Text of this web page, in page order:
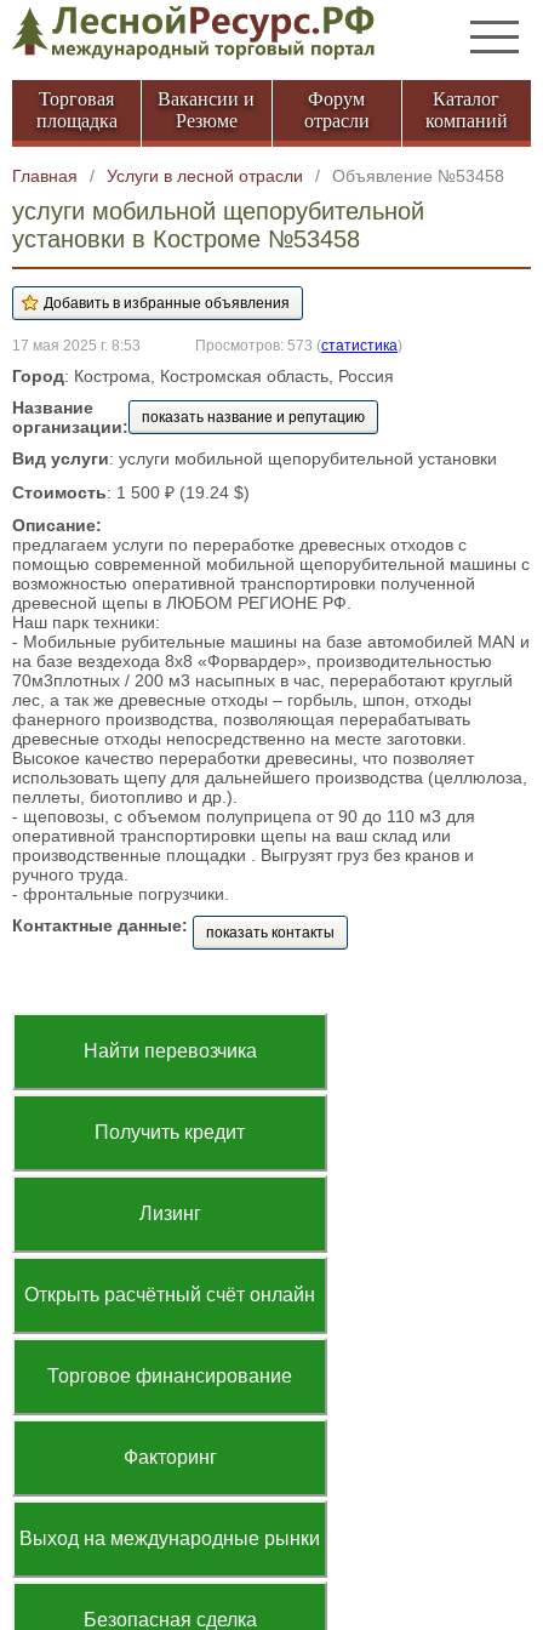
Торговая
площадка
Вакансии и
Резюме
Форум
отрасли
Каталог
компаний
Главная / Услуги в лесной отрасли / Объявление №53458
услуги мобильной щепорубительной
установки в Костроме №53458
17 мая 2025 г. 8:53 Просмотров: 573 (статистика)
Город: Кострома, Костромская область, Россия
Название
организации:
показать название и репутацию
Вид услуги: услуги мобильной щепорубительной установки
Стоимость: 1 500 ₽ (19.24 $)
Описание:
предлагаем услуги по переработке древесных отходов с
помощью современной мобильной щепорубительной машины с
возможностью оперативной транспортировки полученной
древесной щепы в ЛЮБОМ РЕГИОНЕ РФ.
Наш парк техники:
- Мобильные рубительные машины на базе автомобилей MAN и
на базе вездехода 8х8 «Форвардер», производительностью
70м3плотных / 200 м3 насыпных в час, переработают круглый
лес, а так же древесные отходы – горбыль, шпон, отходы
фанерного производства, позволяющая перерабатывать
древесные отходы непосредственно на месте заготовки.
Высокое качество переработки древесины, что позволяет
использовать щепу для дальнейшего производства (целлюлоза,
пеллеты, биотопливо и др.).
- щеповозы, с объемом полуприцепа от 90 до 110 м3 для
оперативной транспортировки щепы на ваш склад или
производственные площадки . Выгрузят груз без кранов и
ручного труда.
- фронтальные погрузчики.
Контактные данные:
показать контакты
Найти перевозчика
Получить кредит
Лизинг
Открыть расчётный счёт онлайн
Торговое финансирование
Факторинг
Выход на международные рынки
Безопасная сделка